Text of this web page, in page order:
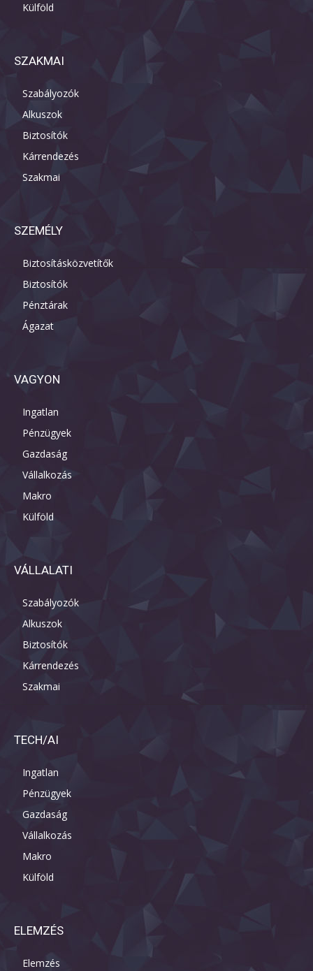
Külföld
SZAKMAI
Szabályozók
Alkuszok
Biztosítók
Kárrendezés
Szakmai
SZEMÉLY
Biztosításközvetítők
Biztosítók
Pénztárak
Ágazat
VAGYON
Ingatlan
Pénzügyek
Gazdaság
Vállalkozás
Makro
Külföld
VÁLLALATI
Szabályozók
Alkuszok
Biztosítók
Kárrendezés
Szakmai
TECH/AI
Ingatlan
Pénzügyek
Gazdaság
Vállalkozás
Makro
Külföld
ELEMZÉS
Elemzés